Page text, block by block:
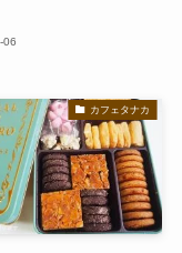
06
カフェタナカ